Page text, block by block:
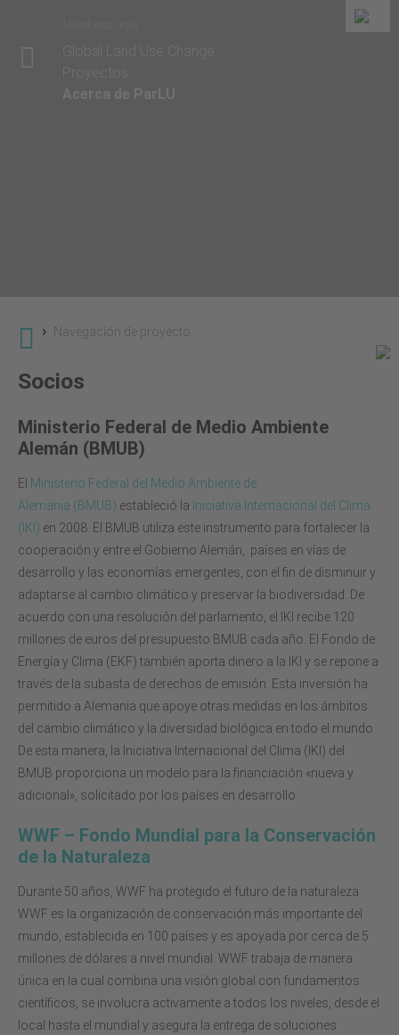
› Navegación de proyecto
Socios
Ministerio Federal de Medio Ambiente
Alemán (BMUB)
El Ministerio Federal del Medio Ambiente de
Alemania (BMUB) estableció la Iniciativa Internacional del Clima
(IKI) en 2008. El BMUB utiliza este instrumento para fortalecer la
cooperación y entre el Gobierno Alemán, países en vías de
desarrollo y las economías emergentes, con el fin de disminuir y
adaptarse al cambio climático y preservar la biodiversidad. De
acuerdo con una resolución del parlamento, el IKI recibe 120
millones de euros del presupuesto BMUB cada año. El Fondo de
Energía y Clima (EKF) también aporta dinero a la IKI y se repone a
través de la subasta de derechos de emisión. Esta inversión ha
permitido a Alemania que apoye otras medidas en los ámbitos
del cambio climático y la diversidad biológica en todo el mundo.
De esta manera, la Iniciativa Internacional del Clima (IKI) del
BMUB proporciona un modelo para la financiación «nueva y
adicional», solicitado por los países en desarrollo.
WWF – Fondo Mundial para la Conservación
de la Naturaleza
Durante 50 años, WWF ha protegido el futuro de la naturaleza.
WWF es la organización de conservación más importante del
mundo, establecida en 100 países y es apoyada por cerca de 5
millones de dólares a nivel mundial. WWF trabaja de manera
única en la cual combina una visión global con fundamentos
científicos, se involucra activamente a todos los niveles, desde el
local hasta el mundial y asegura la entrega de soluciones